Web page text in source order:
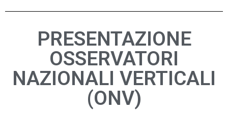
PRESENTAZIONE
OSSERVATORI
NAZIONALI VERTICALI
(ONV)